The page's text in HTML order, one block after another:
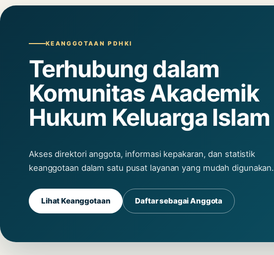
KEANGGOTAAN PDHKI
Terhubung dalam
Komunitas Akademik
Hukum Keluarga Islam
Akses direktori anggota, informasi kepakaran, dan statistik
keanggotaan dalam satu pusat layanan yang mudah digunakan.
Lihat Keanggotaan Daftar sebagai Anggota